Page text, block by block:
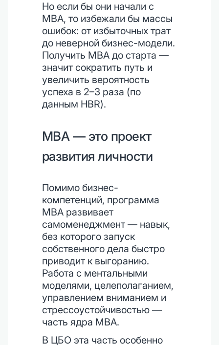
Но если бы они начали с
MBA, то избежали бы массы
ошибок: от избыточных трат
до неверной бизнес-модели.
Получить MBA до старта —
значит сократить путь и
увеличить вероятность
успеха в 2–3 раза (по
данным HBR).
MBA — это проект
развития личности
Помимо бизнес-
компетенций, программа
MBA развивает
самоменеджмент — навык,
без которого запуск
собственного дела быстро
приводит к выгоранию.
Работа с ментальными
моделями, целеполаганием,
управлением вниманием и
стрессоустойчивостью —
часть ядра MBA.
В ЦБО эта часть особенно